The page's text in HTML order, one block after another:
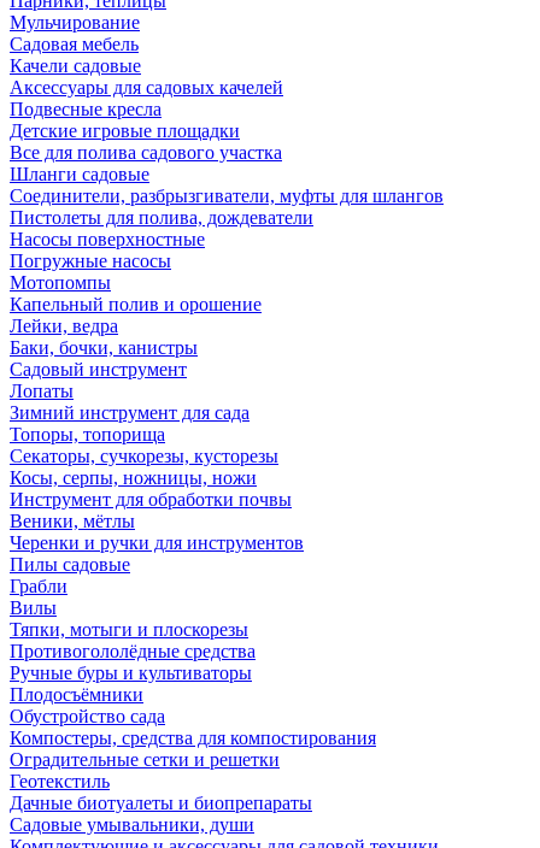
Мульчирование
Садовая мебель
Качели садовые
Аксессуары для садовых качелей
Подвесные кресла
Детские игровые площадки
Все для полива садового участка
Шланги садовые
Соединители, разбрызгиватели, муфты для шлангов
Пистолеты для полива, дождеватели
Насосы поверхностные
Погружные насосы
Мотопомпы
Капельный полив и орошение
Лейки, ведра
Баки, бочки, канистры
Садовый инструмент
Лопаты
Зимний инструмент для сада
Топоры, топорища
Секаторы, сучкорезы, кусторезы
Косы, серпы, ножницы, ножи
Инструмент для обработки почвы
Веники, мётлы
Черенки и ручки для инструментов
Пилы садовые
Грабли
Вилы
Тяпки, мотыги и плоскорезы
Противогололёдные средства
Ручные буры и культиваторы
Плодосъёмники
Обустройство сада
Компостеры, средства для компостирования
Оградительные сетки и решетки
Геотекстиль
Дачные биотуалеты и биопрепараты
Садовые умывальники, души